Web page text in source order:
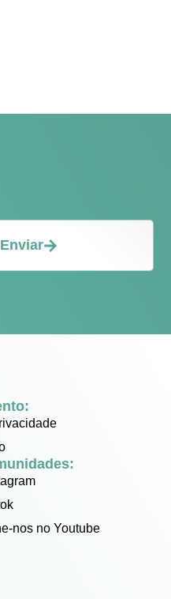
Enviar
nos no Youtube